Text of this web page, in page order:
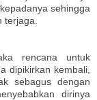
sehingga
rencana untuk
dipikirkan kembali,
sebagus dengan
dirinya